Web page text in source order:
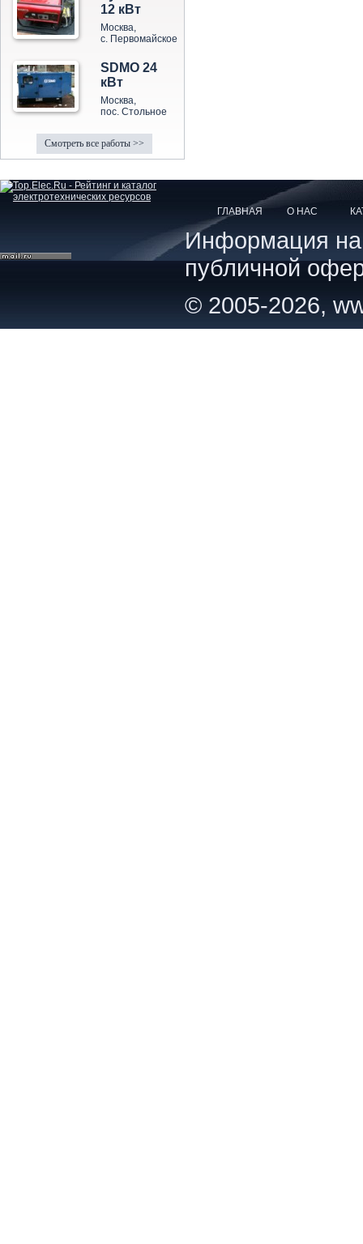
12 кВт
Москва,
с. Первомайское
SDMO 24
кВт
Москва,
пос. Стольное
Смотреть все работы >>
ГЛАВНАЯ О НАС
Информация на
публичной
© 2005-2026,